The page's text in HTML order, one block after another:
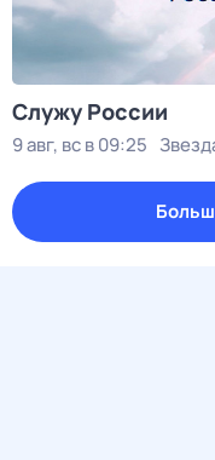
Служу Рoсcии
9 авг, вс в 09:25